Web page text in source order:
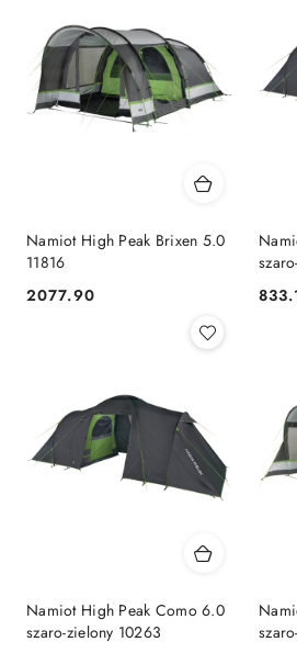
Namiot High Peak Brixen 5.0
11816
Cena:
2077.90
Namiot High Peak Como 6.0
szaro-zielony 10263